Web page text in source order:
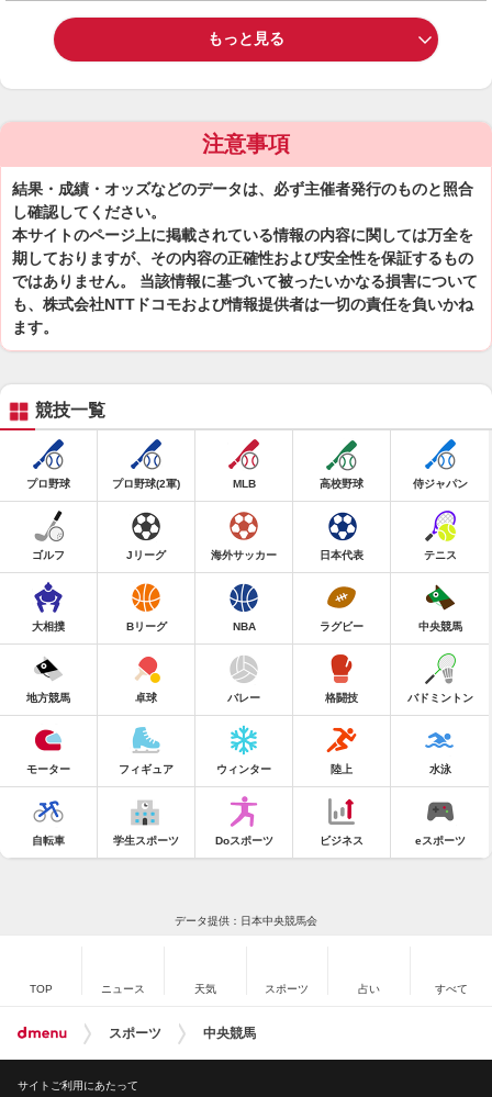
もっと見る
注意事項
結果・成績・オッズなどのデータは、必ず主催者発行のものと照合
し確認してください。
本サイトのページ上に掲載されている情報の内容に関しては万全を
期しておりますが、その内容の正確性および安全性を保証するもの
ではありません。 当該情報に基づいて被ったいかなる損害について
も、株式会社NTTドコモおよび情報提供者は一切の責任を負いかね
ます。
競技一覧
プロ野球 プロ野球(2軍) MLB 高校野球 侍ジャパン
ゴルフ Jリーグ 海外サッカー 日本代表 テニス
大相撲 Bリーグ NBA ラグビー 中央競馬
地方競馬 卓球 バレー 格闘技 バドミントン
モーター フィギュア ウィンター 陸上 水泳
自転車 学生スポーツ Doスポーツ ビジネス eスポーツ
データ提供：日本中央競馬会
TOP ニュース 天気 スポーツ 占い すべて
スポーツ 中央競馬
サイトご利用にあたって